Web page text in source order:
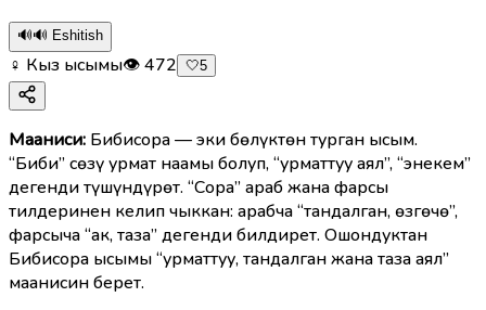
🔊🔊 Eshitish
♀ Кыз ысымы👁472 🤍5
Мааниcи: Бибисора — эки бөлүктөн турган ысым.
“Биби” сөзү урмат наамы болуп, “урматтуу аял”, “энекем”
дегенди түшүндүрөт. “Сора” араб жана фарсы
тилдеринен келип чыккан: арабча “тандалган, өзгөчө”,
фарсыча “ак, таза” дегенди билдирет. Ошондуктан
Бибисора ысымы “урматтуу, тандалган жана таза аял”
маанисин берет.